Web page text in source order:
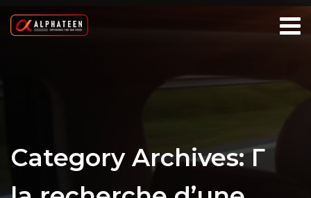
Category Archives: Г